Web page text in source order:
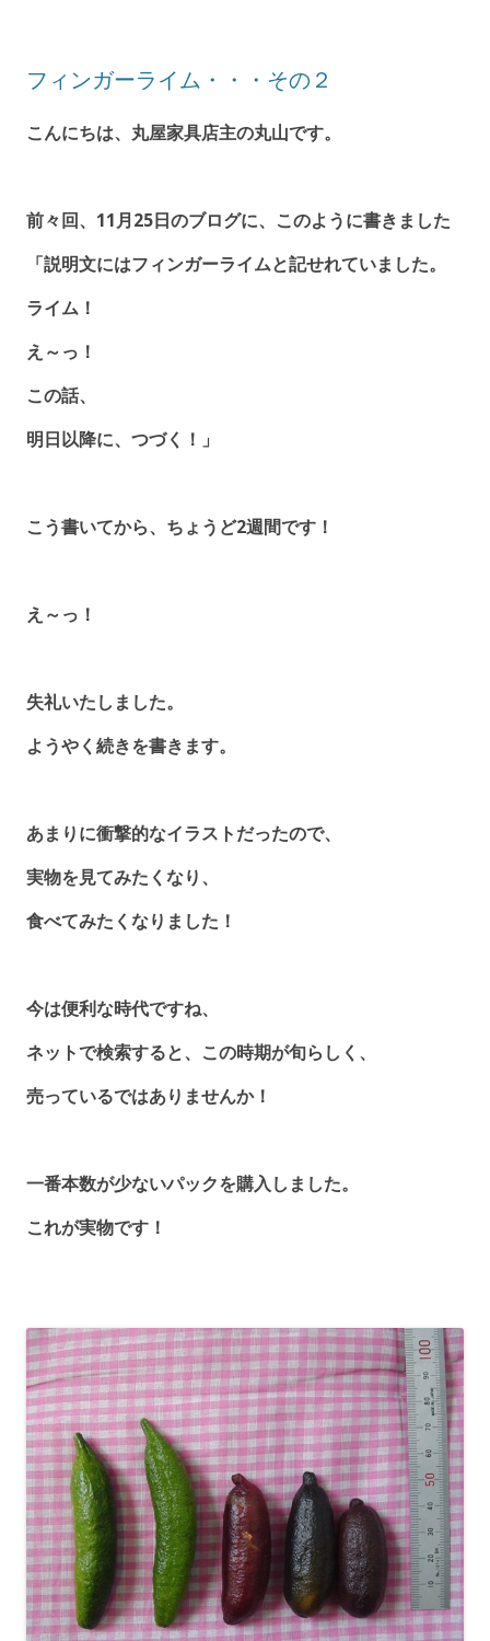
フィンガーライム・・・その２
こんにちは、丸屋家具店主の丸山です。
前々回、11月25日のブログに、このように書きました
「説明文にはフィンガーライムと記せれていました。
ライム！
え～っ！
この話、
明日以降に、つづく！」
こう書いてから、ちょうど2週間です！
え～っ！
失礼いたしました。
ようやく続きを書きます。
あまりに衝撃的なイラストだったので、
実物を見てみたくなり、
食べてみたくなりました！
今は便利な時代ですね、
ネットで検索すると、この時期が旬らしく、
売っているではありませんか！
一番本数が少ないパックを購入しました。
これが実物です！